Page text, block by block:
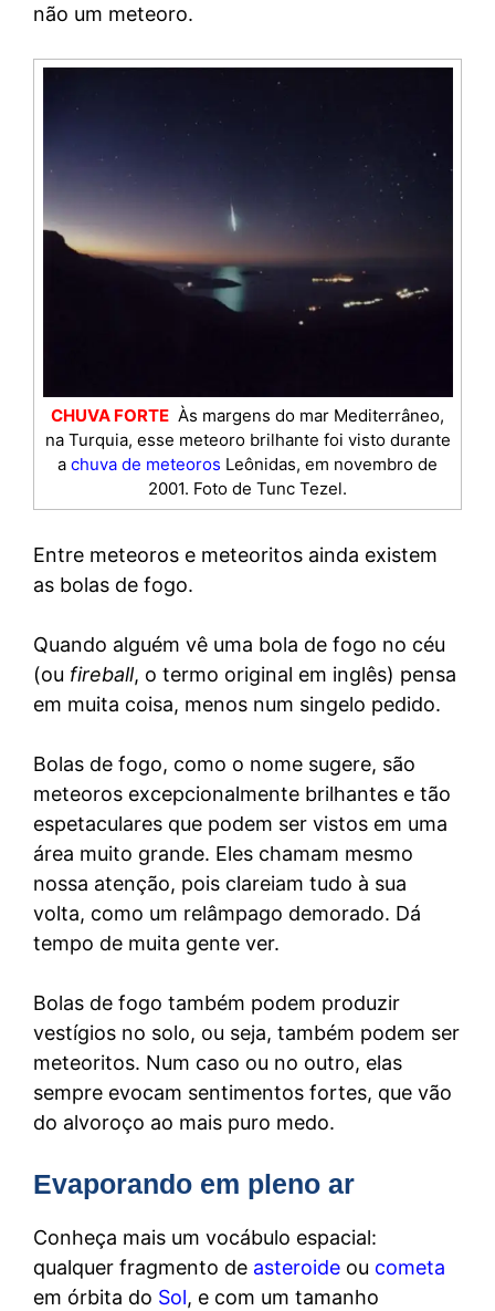
não um meteoro.
CHUVA FORTE Às margens do mar Mediterrâneo,
na Turquia, esse meteoro brilhante foi visto durante
a chuva de meteoros Leônidas, em novembro de
2001. Foto de Tunc Tezel.
Entre meteoros e meteoritos ainda existem
as bolas de fogo.
Quando alguém vê uma bola de fogo no céu
(ou fireball, o termo original em inglês) pensa
em muita coisa, menos num singelo pedido.
Bolas de fogo, como o nome sugere, são
meteoros excepcionalmente brilhantes e tão
espetaculares que podem ser vistos em uma
área muito grande. Eles chamam mesmo
nossa atenção, pois clareiam tudo à sua
volta, como um relâmpago demorado. Dá
tempo de muita gente ver.
Bolas de fogo também podem produzir
vestígios no solo, ou seja, também podem ser
meteoritos. Num caso ou no outro, elas
sempre evocam sentimentos fortes, que vão
do alvoroço ao mais puro medo.
Evaporando em pleno ar
Conheça mais um vocábulo espacial:
qualquer fragmento de asteroide ou cometa
em órbita do Sol, e com um tamanho